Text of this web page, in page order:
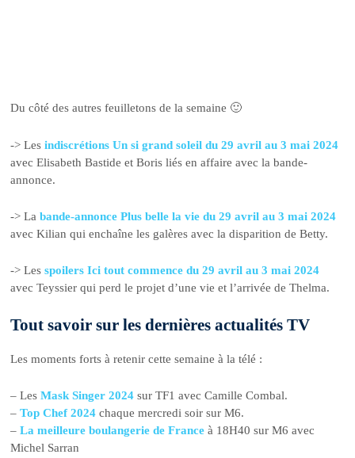
Du côté des autres feuilletons de la semaine 🙂
-> Lesindiscrétions Un si grand soleil du 29 avril au 3 mai 2024
avec Elisabeth Bastide et Boris liés en affaire avec la bande-
annonce.
-> Labande-annonce Plus belle la vie du 29 avril au 3 mai 2024
avec Kilian qui enchaîne les galères avec la disparition de Betty.
-> Lesspoilers Ici tout commence du 29 avril au 3 mai 2024
avec Teyssier qui perd le projet d’une vie et l’arrivée de Thelma.
Tout savoir sur les dernières actualités TV
Les moments forts à retenir cette semaine à la télé :
– LesMask Singer 2024 sur TF1 avec Camille Combal.
–Top Chef 2024 chaque mercredi soir sur M6.
–La meilleure boulangerie de Franceà 18H40 sur M6 avec
Michel Sarran